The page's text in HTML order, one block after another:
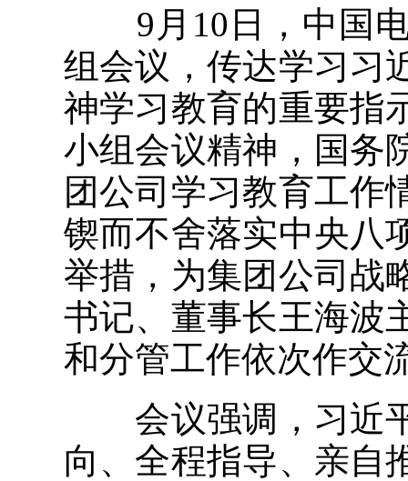
9月10日，中国电
组会议，传达学习习
神学习教育的重要指
小组会议精神，国务
团公司学习教育工作
锲而不舍落实中央八
举措，为集团公司战
书记、董事长王海波
和分管工作依次作交
会议强调，习近平
向、全程指导、亲自